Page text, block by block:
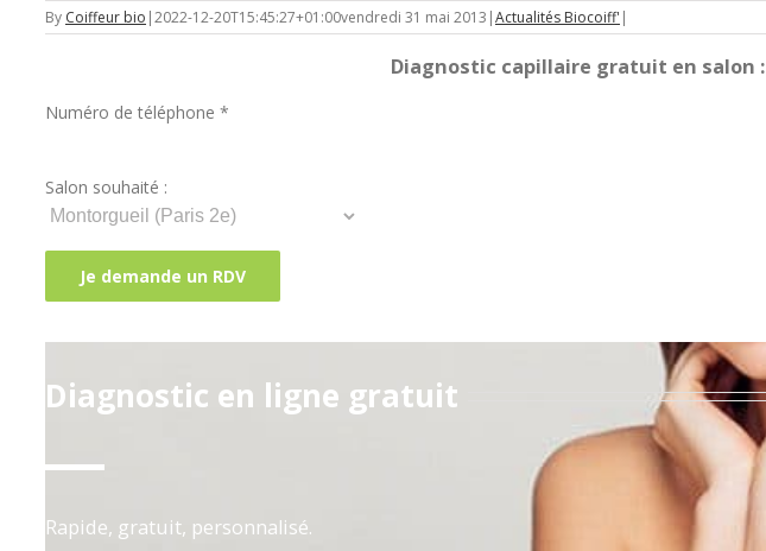
By Coiffeur bio |2022-12-20T15:45:27+01:00vendredi 31 mai 2013 |Actualités Biocoiff' |
Diagnostic capillaire gratuit en salon :
Numéro de téléphone *
Salon souhaité :
Diagnostic en ligne gratuit
Rapide, gratuit, personnalisé.